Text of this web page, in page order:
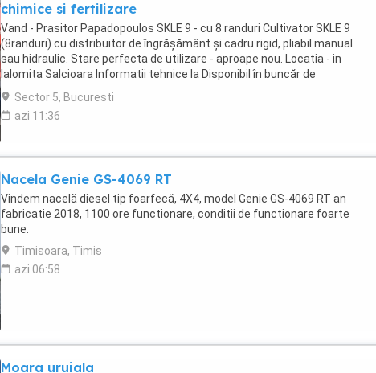
chimice si fertilizare
Vand - Prasitor Papadopoulos SKLE 9 - cu 8 randuri Cultivator SKLE 9
(8randuri) cu distribuitor de îngrășământ și cadru rigid, pliabil manual
sau hidraulic. Stare perfecta de utilizare - aproape nou. Locatia - in
Ialomita Salcioara Informatii tehnice la Disponibil în buncăr de
capacitate de 750l. Capacul ...
Sector 5, Bucuresti
azi 11:36
Nacela Genie GS-4069 RT
Vindem nacelă diesel tip foarfecă, 4X4, model Genie GS-4069 RT an
fabricatie 2018, 1100 ore functionare, conditii de functionare foarte
bune.
Timisoara, Timis
azi 06:58
Moara uruiala